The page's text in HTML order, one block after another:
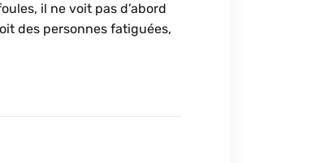
il ne voit pas d’abord
des personnes fatiguées,